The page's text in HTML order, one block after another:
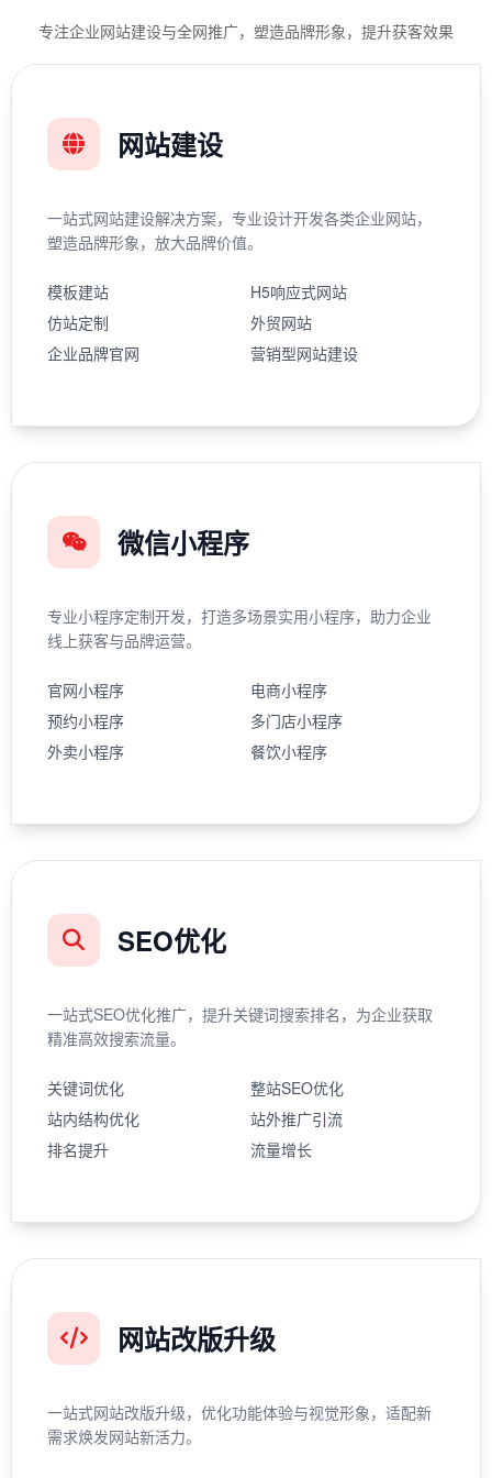
专注企业网站建设与全网推广，塑造品牌形象，提升获客效果
网站建设
一站式网站建设解决方案，专业设计开发各类企业网站，
塑造品牌形象，放大品牌价值。
模板建站
H5响应式网站
仿站定制
外贸网站
企业品牌官网
营销型网站建设
微信小程序
专业小程序定制开发，打造多场景实用小程序，助力企业
线上获客与品牌运营。
官网小程序
电商小程序
预约小程序
多门店小程序
外卖小程序
餐饮小程序
SEO优化
一站式SEO优化推广，提升关键词搜索排名，为企业获取
精准高效搜索流量。
关键词优化
整站SEO优化
站内结构优化
站外推广引流
排名提升
流量增长
网站改版升级
一站式网站改版升级，优化功能体验与视觉形象，适配新
需求焕发网站新活力。